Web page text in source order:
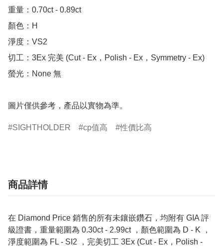
重量：0.70ct - 0.89ct
顏色：H
淨度：VS2
切工：3Ex 完美 (Cut - Ex，Polish - Ex，Symmetry - Ex)
螢光：None 無
圖片僅供參考，產品以實物為準。
SIGHTHOLDER cp值高 性價比高
商品詳情
在 Diamond Price 銷售的所有未鑲嵌鑽石，均附有 GIA 評
級證書，重量範圍為 0.30ct - 2.99ct ，顏色範圍為 D - K ，
淨度範圍為 FL - SI2 ，完美切工 3Ex (Cut - Ex，Polish -